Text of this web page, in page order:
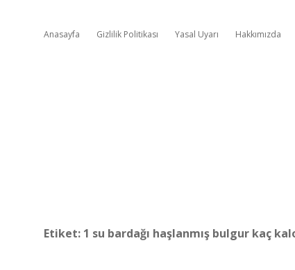
Anasayfa Gizlilik Politikası Yasal Uyarı Hakkımızda
Etiket: 1 su bardağı haşlanmış bulgur kaç